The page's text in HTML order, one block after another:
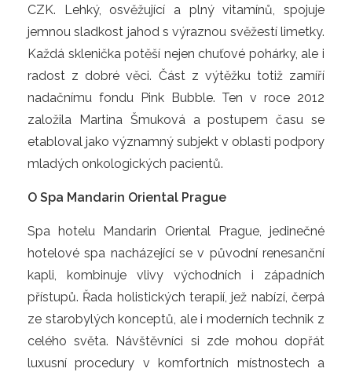
CZK. Lehký, osvěžující a plný vitamínů, spojuje
jemnou sladkost jahod s výraznou svěžestí limetky.
Každá sklenička potěší nejen chuťové pohárky, ale i
radost z dobré věci. Část z výtěžku totiž zamíří
nadačnímu fondu Pink Bubble. Ten v roce 2012
založila Martina Šmuková a postupem času se
etabloval jako významný subjekt v oblasti podpory
mladých onkologických pacientů.
O Spa Mandarin Oriental Prague
Spa hotelu Mandarin Oriental Prague, jedinečné
hotelové spa nacházející se v původní renesanční
kapli, kombinuje vlivy východních i západních
přístupů. Řada holistických terapií, jež nabízí, čerpá
ze starobylých konceptů, ale i moderních technik z
celého světa. Návštěvníci si zde mohou dopřát
luxusní procedury v komfortních místnostech a